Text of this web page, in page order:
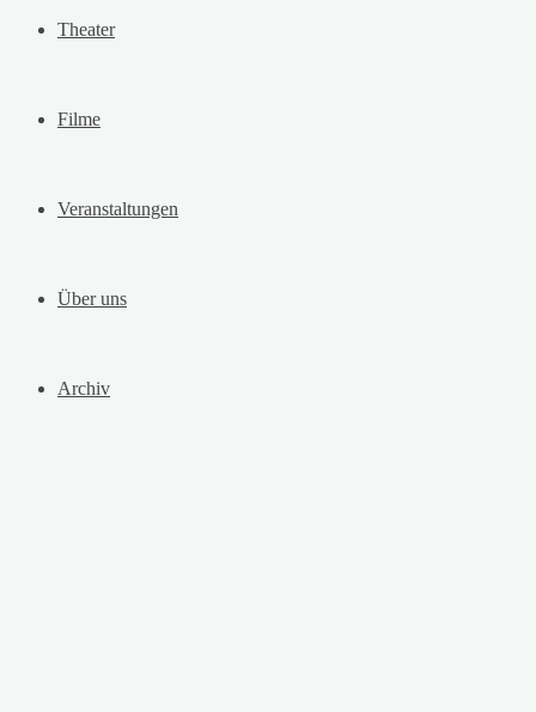
Theater
Filme
Veranstaltungen
Über uns
Archiv